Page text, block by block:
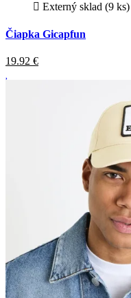
Externý sklad (9 ks)
Čiapka Gicapfun
19.92 €